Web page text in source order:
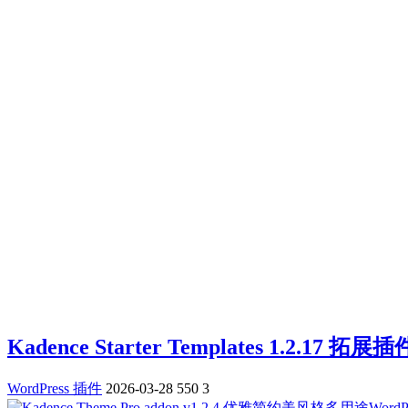
Kadence Starter Templates 1.2.17 拓展插
WordPress 插件 2026-03-28 550 3